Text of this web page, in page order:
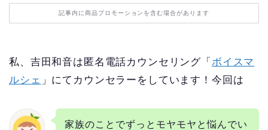
記事内に商品プロモーションを含む場合があります
私、吉田和音は匿名電話カウンセリング「 ボイスマ
ルシェ 」にてカウンセラーをしています！今回は
家族のことでずっとモヤモヤと悩んでい